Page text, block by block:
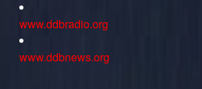
www.ddbradio.org
www.ddbnews.org